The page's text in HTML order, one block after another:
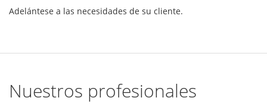
Adelántese a las necesidades de su cliente.
Nuestros profesionales